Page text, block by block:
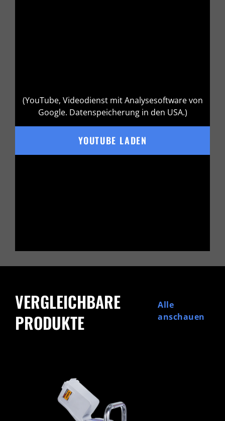
(YouTube, Videodienst mit Analysesoftware von
Google. Datenspeicherung in den USA.)
YOUTUBE LADEN
VERGLEICHBARE
PRODUKTE
Alle
anschauen